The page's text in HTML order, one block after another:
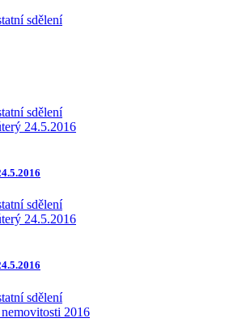
sdělení
sdělení
sdělení
sdělení